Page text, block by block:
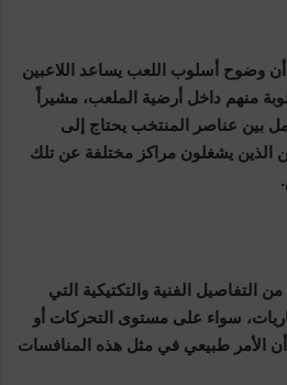
وضوح أسلوب اللعب يساعد اللاعبين
منهم داخل أرضية الملعب، مشيراً
بين عناصر المنتخب يحتاج إلى
الذين يشغلون مراكز مختلفة عن تلك
التفاصيل الفنية والتكتيكية التي
سواء على مستوى التحركات أو
أن الأمر طبيعي في مثل هذه المنافسات